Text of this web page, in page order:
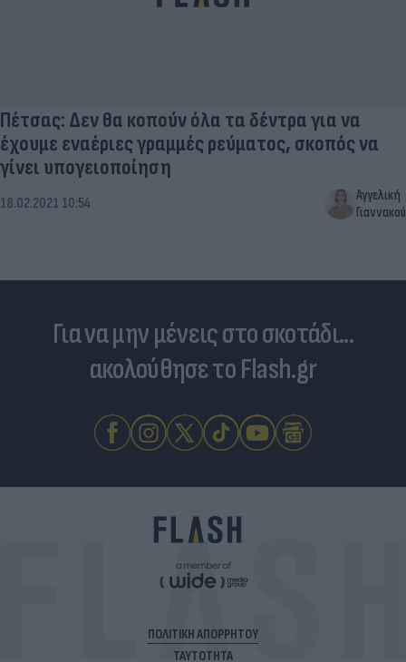
Πέτσας: Δεν θα κοπούν όλα τα δέντρα για να
έχουμε εναέριες γραμμές ρεύματος, σκοπός να
γίνει υπογειοποίηση
18.02.2021 10:54
Αγγελική
Γιαννακού
Για να μην μένεις στο σκοτάδι...
ακολούθησε το Flash.gr
ΠΟΛΙΤΙΚΗ ΑΠΟΡΡΗΤΟΥ
ΤΑΥΤΟΤΗΤΑ